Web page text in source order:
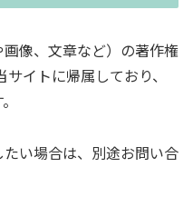
像、文章など）の著作権
イトに帰属しており、
い場合は、別途お問い合